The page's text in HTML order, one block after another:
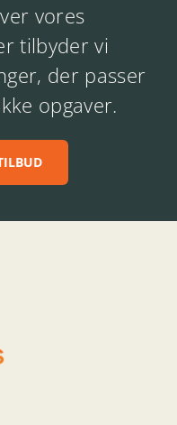
vores
tilbyder vi
der passer
opgaver.